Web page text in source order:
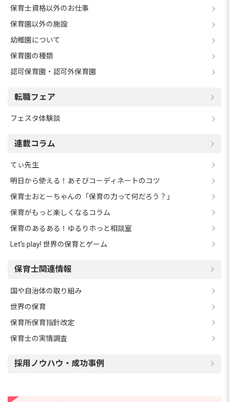
保育士資格以外のお仕事
保育園以外の施設
幼稚園について
保育園の種類
認可保育園・認可外保育園
転職フェア
フェスタ体験談
連載コラム
てぃ先生
明日から使える！あそびコーディネートのコツ
保育士おとーちゃんの「保育の力って何だろう？」
保育がもっと楽しくなるコラム
保育のあるある！ゆるりホっと相談室
Let's play! 世界の保育とゲーム
保育士関連情報
国や自治体の取り組み
世界の保育
保育所保育指針改定
保育士の実情調査
採用ノウハウ・成功事例